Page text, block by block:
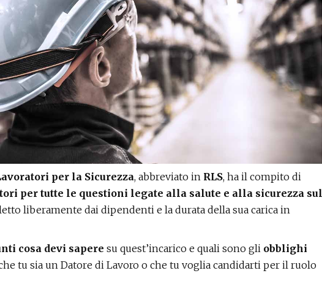
per la Sicurezza, abbreviato in RLS, ha il compito di
per tutte le questioni legate alla salute e alla sicurezza sul
liberamente dai dipendenti e la durata della sua carica in
cosa devi sapere su quest’incarico e quali sono gli obblighi
tu sia un Datore di Lavoro o che tu voglia candidarti per il ruolo